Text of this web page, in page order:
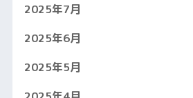
2025年7月
2025年6月
2025年5月